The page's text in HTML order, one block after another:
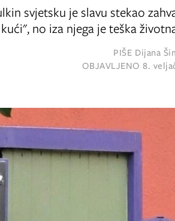
svjetsku je slavu stekao
no iza njega je teška
PIŠE Dijana
OBJAVLJENO8.